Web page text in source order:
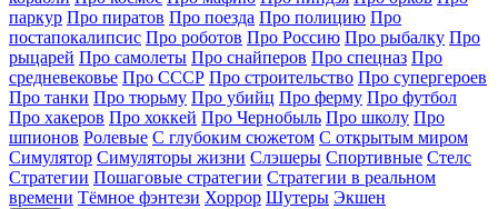
паркур Про пиратов Про поезда Про полицию Про
постапокалипсис Про роботов Про Россию Про рыбалку Про
рыцарей Про самолеты Про снайперов Про спецназ Про
средневековье Про СССР Про строительство Про супергероев
Про танки Про тюрьму Про убийц Про ферму Про футбол
Про хакеров Про хоккей Про Чернобыль Про школу Про
шпионов Ролевые С глубоким сюжетом С открытым миром
Симулятор Симуляторы жизни Слэшеры Спортивные Стелс
Стратегии Пошаговые стратегии Стратегии в реальном
времени Тёмное фэнтези Хоррор Шутеры Экшен